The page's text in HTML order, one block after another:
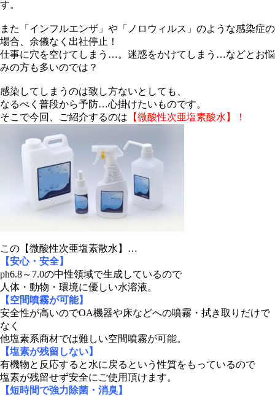
す。
また「インフルエンザ」や「ノロウィルス」のような感染症の
場合、余儀なく出社停止！
仕事に穴を空けてしまう…。迷惑をかけてしまう…などとお悩
みの方も多いのでは？
感染してしまうのは致し方ないとしても、
なるべく普段から予防…心掛けたいものです。
そこで今回、ご紹介するのは 【微酸性次亜塩素酸水】！
この【微酸性次亜塩素散水】…
【安心・安全】
ph6.8～7.0の中性領域で生成しているので
人体・動物・環境に優しい水溶液。
【空間噴霧が可能】
安全性が高いのでOA機器や床などへの噴霧・拭き取りだけで
なく
他塩素系商材では難しい空間噴霧が可能。
【塩素が残留しない】
有機物と反応すると水に戻るという性質をもっているので
塩素が残留せず安全にご使用頂けます。
【短時間で強力除菌・消臭】